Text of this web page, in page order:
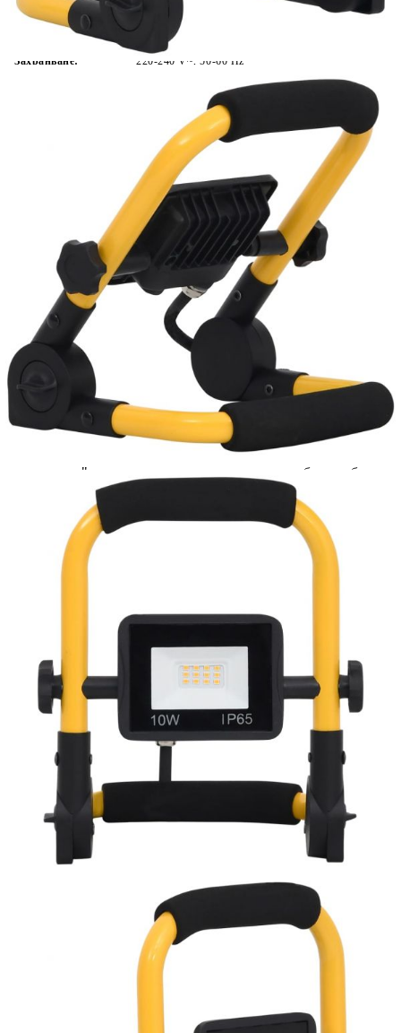
Размери:
19 x 16 x 22,5 cм (Ш x Д x В)
EAN code:
8720286342671
Захранване:
220-240 V~, 50-60 Hz
Студено бяла
700 лумена
Купи на изплащане
LED прожектор с дръжка, 10 W, студено бяло
Please select credit institution
Цена на продукта:
€13.00
Extraction of information from credit institutions
Предоставената таблица е с информационна цел.
Добавете продукта в количката си с бутона "Добави в
количката" и при поръчка ще можете да изберете броя
вноски на кредита.
Acest tabel are caracter informativ. Adăugați produsul în
coșul de cumpărături unde veți putea selecta detaliile
cererii de creditare.
Предоставената таблица е с информационна цел.
Добавете продукта в количката си с бутона "Добави в
количката" и при поръчка ще можете да изберете броя
вноски на кредита.
Предоставената таблица е с информационна цел.
Добавете продукта в количката си с бутона "Добави в
количката" и при поръчка ще можете да изберете броя
вноски на кредита.
Предоставената таблица е с информационна цел.
Добавете продукта в количката си с бутона "Добави в
количката" и при поръчка ще можете да изберете броя
вноски на кредита.
Предоставената таблица е с информационна цел.
Добавете продукта в количката си с бутона "Добави в
количката" и при поръчка ще можете да изберете броя
вноски на кредита.
Когато плащате с NewPay, всъщност NewPay плаща
поръчката Ви вместо Вас. Вие я получавате и
разполагате с три начина да я платите към тях:
Отложено до 30 дни от момента на изпращане на
поръчката без оскъпяване. За покупки на стойност до
400 лв. / €204,52
Плащане на 4 вноски. Заплащате 20% от стойността на
поръчката си на момента с карта. Останалата сума се
разделя на 3 равни месечни вноски без оскъпяване. За
покупки на стойност до 1000 лв. / €511.31
Плащане на 6 вноски. Стойността на поръчката се
разпределя в 6 равни месечни вноски с оскъпяване. За
покупки на стойност до 2000 лв. / €1022.61